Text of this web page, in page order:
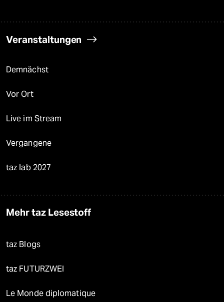
Veranstaltungen
Demnächst
Vor Ort
Live im Stream
Vergangene
taz lab 2027
Mehr taz Lesestoff
taz Blogs
taz FUTURZWEI
Le Monde diplomatique